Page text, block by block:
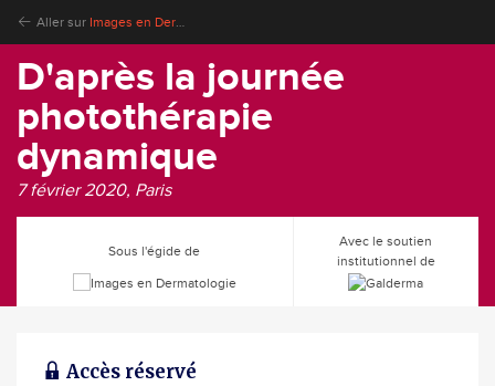
Aller sur Images en Dermatologie
D'après la journée
photothérapie
dynamique
7 février 2020, Paris
Sous l'égide de
Avec le soutien
institutionnel de
Accès réservé